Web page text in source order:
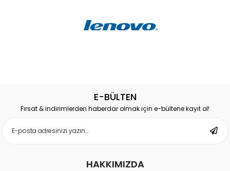
E-BÜLTEN
Fırsat & indirimlerden haberdar olmak için e-bültene kayıt ol!
HAKKIMIZDA